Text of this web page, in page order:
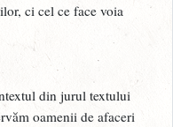
ci cel ce face voia
din jurul textului
oamenii de afaceri